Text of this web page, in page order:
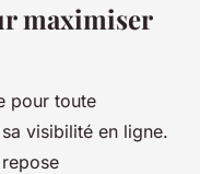
maximiser
pour toute
visibilité en ligne.